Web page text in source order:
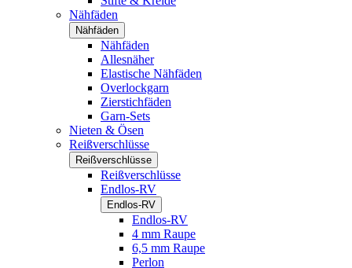
Nähfäden
Nähfäden
Nähfäden
Allesnäher
Elastische Nähfäden
Overlockgarn
Zierstichfäden
Garn-Sets
Nieten & Ösen
Reißverschlüsse
Reißverschlüsse
Reißverschlüsse
Endlos-RV
Endlos-RV
Endlos-RV
4 mm Raupe
6,5 mm Raupe
Perlon